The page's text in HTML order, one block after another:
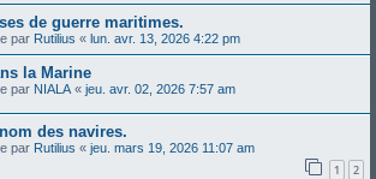
de guerre maritimes.
par Rutilius « lun. avr. 13, 2026 4:22 pm
la Marine
par NIALA « jeu. avr. 02, 2026 7:57 am
des navires.
par Rutilius « jeu. mars 19, 2026 11:07 am
1 2